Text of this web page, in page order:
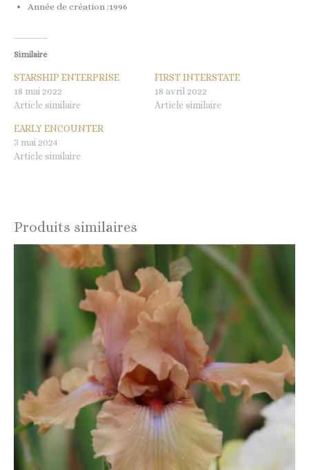
Année de création :1996
Similaire
STARSHIP ENTERPRISE
18 mai 2022
Article similaire
FIRST INTERSTATE
18 avril 2022
Article similaire
EARLY ENCOUNTER
3 mai 2024
Article similaire
Produits similaires